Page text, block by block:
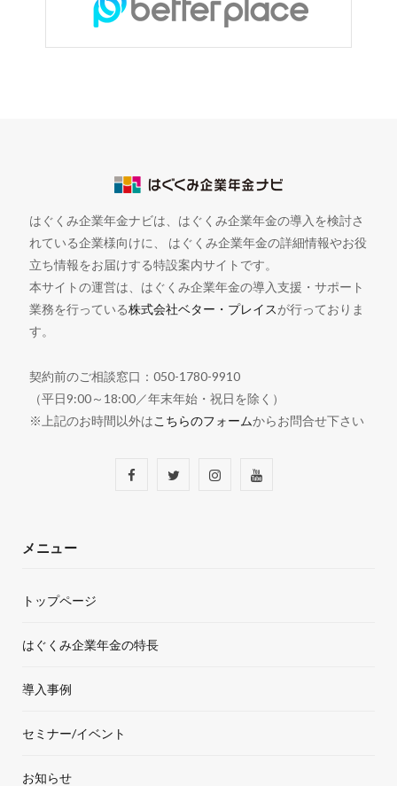
はぐくみ企業年金ナビは、はぐくみ企業年金の導入を検討さ
れている企業様向けに、 はぐくみ企業年金の詳細情報やお役
立ち情報をお届けする特設案内サイトです。
本サイトの運営は、はぐくみ企業年金の導入支援・サポート
業務を行っている株式会社ベター・プレイスが行っておりま
す。
契約前のご相談窓口：050-1780-9910
（平日9:00～18:00／年末年始・祝日を除く）
※上記のお時間以外はこちらのフォームからお問合せ下さい
o
T I Y
メニュー
トップページ
はぐくみ企業年金の特長
導入事例
セミナー/イベント
お知らせ